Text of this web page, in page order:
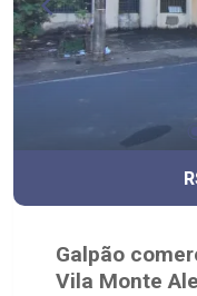
Galpão
Vila Monte